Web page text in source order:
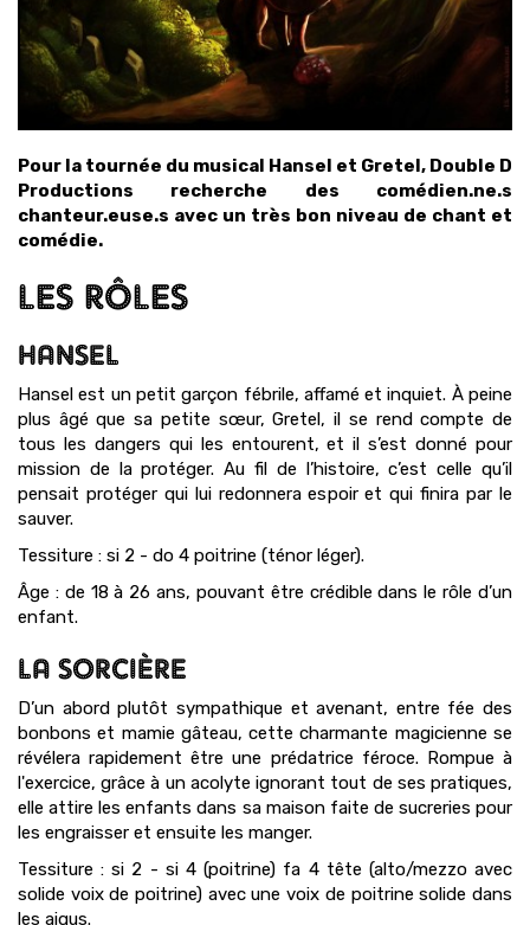
Pour la tournée du musical Hansel et Gretel, Double D
Productions recherche des comédien.ne.s
chanteur.euse.s avec un très bon niveau de chant et
comédie.
LES RÔLES
HANSEL
Hansel est un petit garçon fébrile, affamé et inquiet. À peine
plus âgé que sa petite sœur, Gretel, il se rend compte de
tous les dangers qui les entourent, et il s’est donné pour
mission de la protéger. Au fil de l’histoire, c’est celle qu’il
pensait protéger qui lui redonnera espoir et qui finira par le
sauver.
Tessiture : si 2 - do 4 poitrine (ténor léger).
Âge : de 18 à 26 ans, pouvant être crédible dans le rôle d’un
enfant.
LA SORCIÈRE
D’un abord plutôt sympathique et avenant, entre fée des
bonbons et mamie gâteau, cette charmante magicienne se
révélera rapidement être une prédatrice féroce. Rompue à
l'exercice, grâce à un acolyte ignorant tout de ses pratiques,
elle attire les enfants dans sa maison faite de sucreries pour
les engraisser et ensuite les manger.
Tessiture : si 2 - si 4 (poitrine) fa 4 tête (alto/mezzo avec
solide voix de poitrine) avec une voix de poitrine solide dans
les aigus.